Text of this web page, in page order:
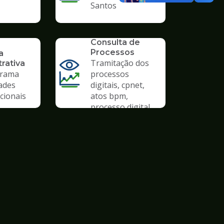
Santos
Consulta de
Processos
Tramitação dos
processos
digitais, cpnet,
atos bpm,
processo digital